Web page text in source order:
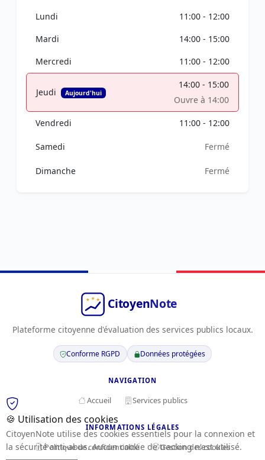
Lundi
11:00 - 12:00
Mardi
14:00 - 15:00
Mercredi
11:00 - 12:00
Jeudi Aujourd'hui
14:00 - 15:00
Ouvre à 14:00
Vendredi 11:00 - 12:00
Samedi Fermé
Dimanche Fermé
Plateforme citoyenne d'évaluation des services publics locaux.
Conforme RGPD Données protégées
NAVIGATION
Accueil Services publics
INFORMATIONS LÉGALES
Politique de confidentialité
Gestion des cookies
🍪 Utilisation des cookies
CitoyenNote utilise des cookies essentiels pour la connexion et
la sécurité anti-abus. Aucun cookie de tracking n'est utilisé.